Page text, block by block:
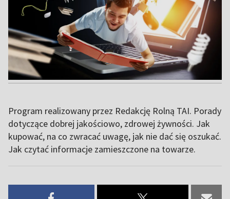
Program realizowany przez Redakcję Rolną TAI. Porady
dotyczące dobrej jakościowo, zdrowej żywności. Jak
kupować, na co zwracać uwagę, jak nie dać się oszukać.
Jak czytać informacje zamieszczone na towarze.